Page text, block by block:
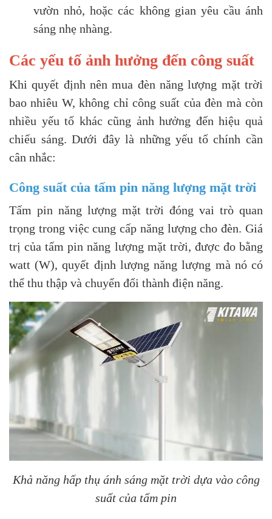
vườn nhỏ, hoặc các không gian yêu cầu ánh
sáng nhẹ nhàng.
Các yếu tố ảnh hưởng đến công suất
Khi quyết định nên mua đèn năng lượng mặt trời
bao nhiêu W, không chỉ công suất của đèn mà còn
nhiều yếu tố khác cũng ảnh hưởng đến hiệu quả
chiếu sáng. Dưới đây là những yếu tố chính cần
cân nhắc:
Công suất của tấm pin năng lượng mặt trời
Tấm pin năng lượng mặt trời đóng vai trò quan
trọng trong việc cung cấp năng lượng cho đèn. Giá
trị của tấm pin năng lượng mặt trời, được đo bằng
watt (W), quyết định lượng năng lượng mà nó có
thể thu thập và chuyển đổi thành điện năng.
Khả năng hấp thụ ánh sáng mặt trời dựa vào công
suất của tấm pin